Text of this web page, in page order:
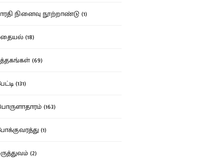
நினைவு நூற்றாண்டு (1)
(18)
(69)
(131)
(163)
(1)
(2)